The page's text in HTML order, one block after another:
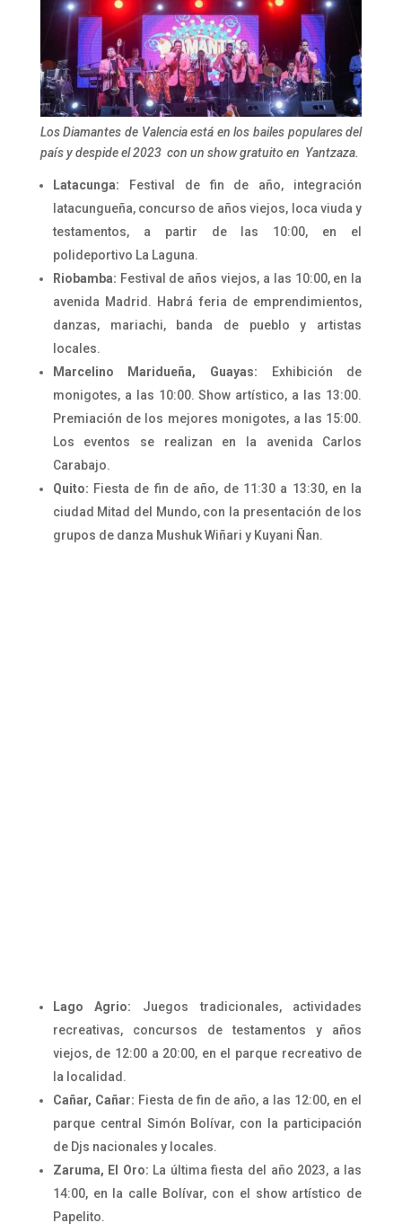
Los Diamantes de Valencia está en los bailes populares del
país y despide el 2023 con un show gratuito en Yantzaza.
Latacunga:
Festival de fin de año, integración
latacungueña, concurso de años viejos, loca viuda y
testamentos, a partir de las 10:00, en el
polideportivo La Laguna.
Riobamba: Festival de años viejos, a las 10:00, en la
avenida Madrid. Habrá feria de emprendimientos,
danzas, mariachi, banda de pueblo y artistas
locales.
Marcelino Maridueña, Guayas: Exhibición de
monigotes, a las 10:00. Show artístico, a las 13:00.
Premiación de los mejores monigotes, a las 15:00.
Los eventos se realizan en la avenida Carlos
Carabajo.
Quito: Fiesta de fin de año, de 11:30 a 13:30, en la
ciudad Mitad del Mundo, con la presentación de los
grupos de danza Mushuk Wiñari y Kuyani Ñan.
Lago Agrio: Juegos tradicionales, actividades
recreativas, concursos de testamentos y años
viejos, de 12:00 a 20:00, en el parque recreativo de
la localidad.
Cañar, Cañar: Fiesta de fin de año, a las 12:00, en el
parque central Simón Bolívar, con la participación
de Djs nacionales y locales.
Zaruma, El Oro: La última fiesta del año 2023, a las
14:00, en la calle Bolívar, con el show artístico de
Papelito.